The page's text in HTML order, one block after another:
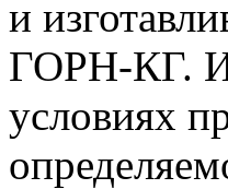
и
ГОРН-КГ.
условиях